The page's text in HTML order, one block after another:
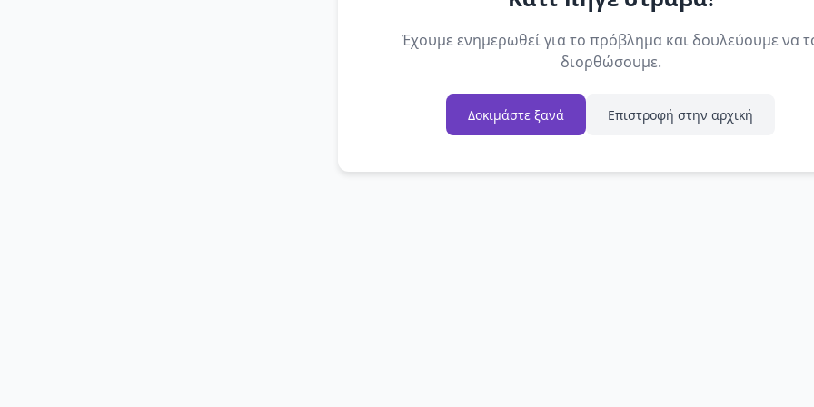
Έχουμε ενημερωθεί για το πρόβλημα και δουλεύουμε να
διορθώσουμε.
Δοκιμάστε ξανά Επιστροφή στην αρχική